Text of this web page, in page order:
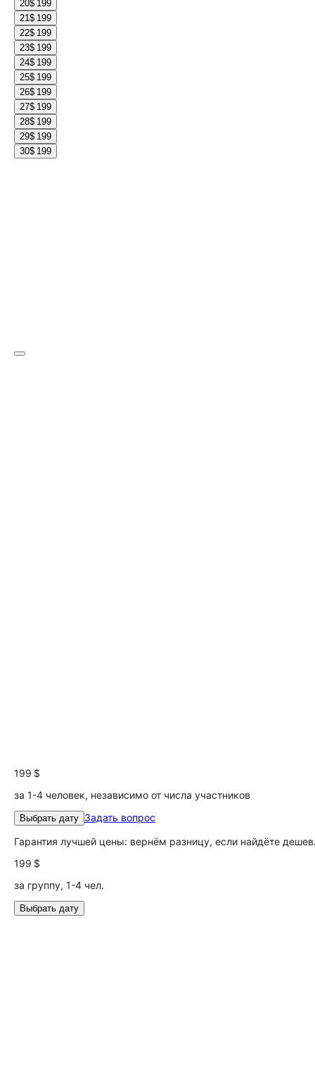
20$ 199
21$ 199
22$ 199
23$ 199
24$ 199
25$ 199
26$ 199
27$ 199
28$ 199
29$ 199
30$ 199
199 $
за 1-4 человек, независимо от числа участников
Выбрать дату Задать вопрос
Гарантия лучшей цены: вернём разницу, если найдёте
199 $
за группу, 1-4 чел.
Выбрать дату